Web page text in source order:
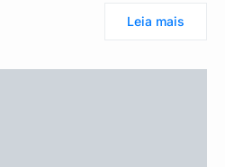
Leia mais